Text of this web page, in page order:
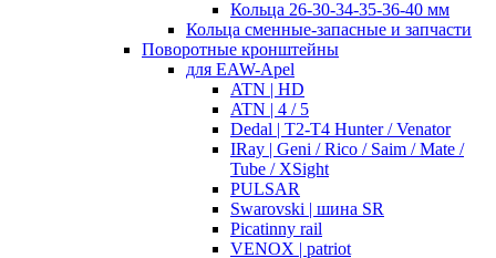
Кольца 26-30-34-35-36-40 мм
Кольца сменные-запасные и запчасти
Поворотные кронштейны
для EAW-Apel
ATN | HD
ATN | 4 / 5
Dedal | T2-T4 Hunter / Venator
IRay | Geni / Rico / Saim / Mate /
Tube / XSight
PULSAR
Swarovski | шина SR
Picatinny rail
VENOX | patriot